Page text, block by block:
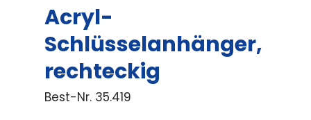
Acryl-
Schlüsselanhänger,
rechteckig
Best-Nr. 35.419